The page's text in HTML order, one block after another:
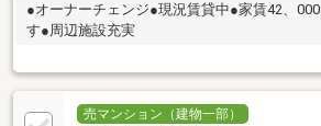
●オーナーチェンジ●現況賃貸中●家賃42、
す●周辺施設充実
売マンション（建物一部）